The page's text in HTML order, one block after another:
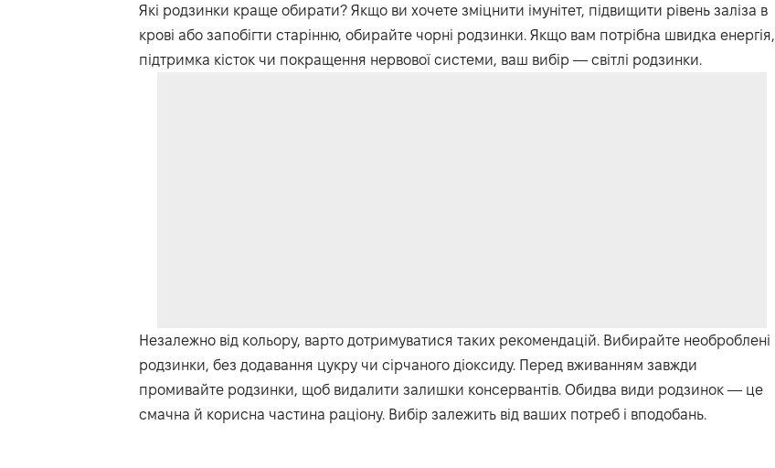
Які родзинки краще обирати? Якщо ви хочете зміцнити імунітет, підвищити рівень заліза в
крові або запобігти старінню, обирайте чорні родзинки. Якщо вам потрібна швидка енергія,
підтримка кісток чи покращення нервової системи, ваш вибір — світлі родзинки.
Незалежно від кольору, варто дотримуватися таких рекомендацій. Вибирайте необроблені
родзинки, без додавання цукру чи сірчаного діоксиду. Перед вживанням завжди
промивайте родзинки, щоб видалити залишки консервантів. Обидва види родзинок — це
смачна й корисна частина раціону. Вибір залежить від ваших потреб і вподобань.